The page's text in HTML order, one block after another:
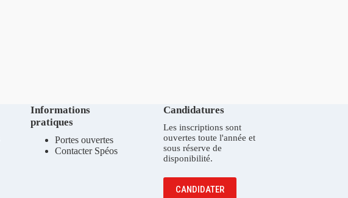
Informations
pratiques
Portes ouvertes
Contacter Spéos
Candidatures
Les inscriptions sont
ouvertes toute l'année et
sous réserve de
disponibilité.
CANDIDATER